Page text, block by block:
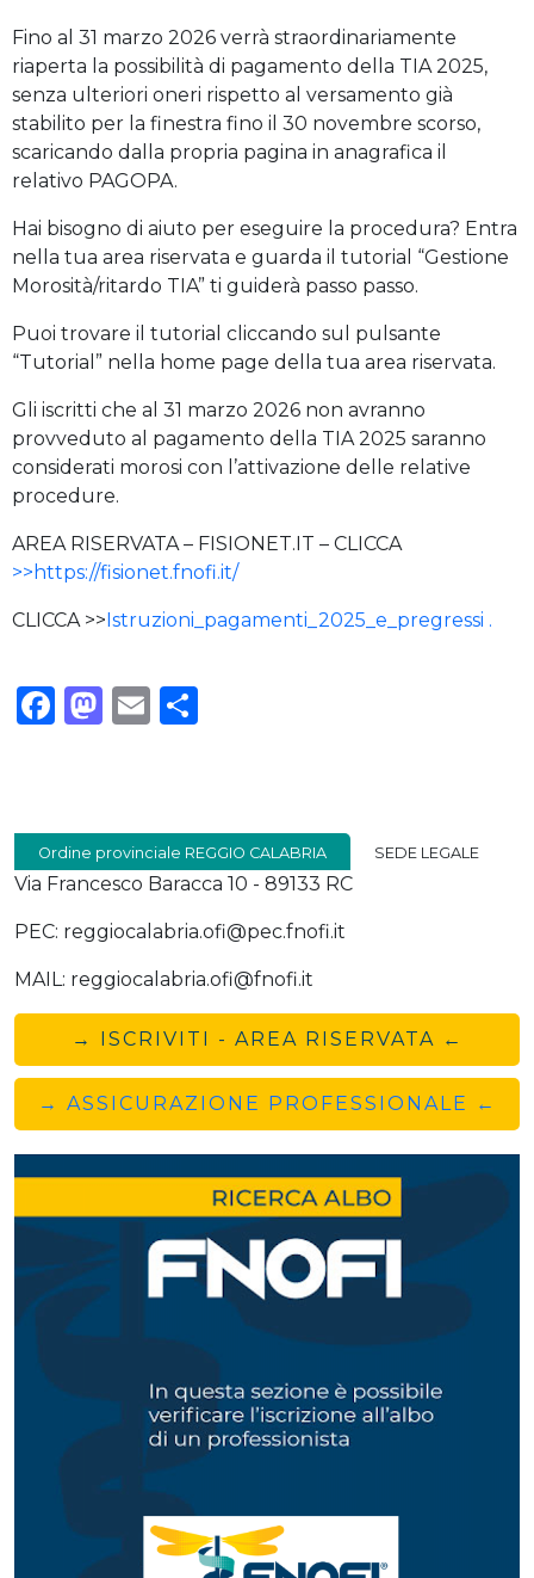
Fino al 31 marzo 2026 verrà straordinariamente
riaperta la possibilità di pagamento della TIA 2025,
senza ulteriori oneri rispetto al versamento già
stabilito per la finestra fino il 30 novembre scorso,
scaricando dalla propria pagina in anagrafica il
relativo PAGOPA.
Hai bisogno di aiuto per eseguire la procedura? Entra
nella tua area riservata e guarda il tutorial “Gestione
Morosità/ritardo TIA” ti guiderà passo passo.
Puoi trovare il tutorial cliccando sul pulsante
“Tutorial” nella home page della tua area riservata.
Gli iscritti che al 31 marzo 2026 non avranno
provveduto al pagamento della TIA 2025 saranno
considerati morosi con l’attivazione delle relative
procedure.
AREA RISERVATA – FISIONET.IT – CLICCA
>> https://fisionet.fnofi.it/
CLICCA >>Istruzioni_pagamenti_2025_e_pregressi .
Facebook
Mastodon
Email
Ordine provinciale REGGIO CALABRIA SEDE LEGALE
Via Francesco Baracca 10 - 89133 RC
PEC: reggiocalabria.ofi@pec.fnofi.it
MAIL: reggiocalabria.ofi@fnofi.it
→ ISCRIVITI - AREA RISERVATA ←
→ ASSICURAZIONE PROFESSIONALE ←